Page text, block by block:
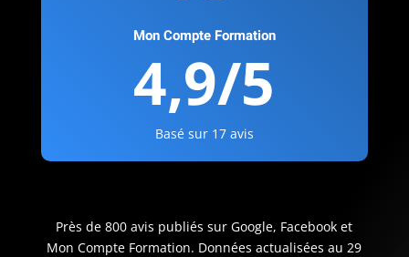
Mon Compte Formation
4,9/5
Basé sur 17 avis
Près de 800 avis publiés sur Google, Facebook et
Mon Compte Formation. Données actualisées au 29